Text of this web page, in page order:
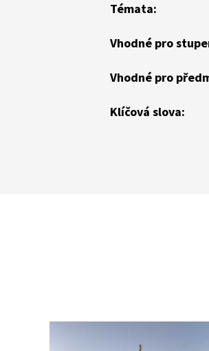
Témata:
Vhodné pro
Vhodné pro
Klíčová slova: